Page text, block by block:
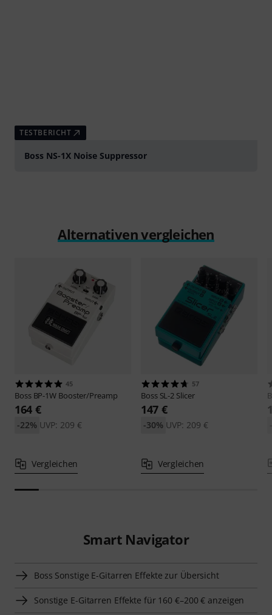
TESTBERICHT
Boss NS-1X Noise Suppressor
Alternativen vergleichen
45
Boss BP-1W Booster/Preamp
164 €
UVP: 209 €
-22%
Vergleichen
57
Boss SL-2 Slicer
147 €
UVP: 209 €
-30%
Vergleichen
Smart Navigator
Boss Sonstige E-Gitarren Effekte zur Übersicht
Sonstige E-Gitarren Effekte für 160 €–200 € anzeigen